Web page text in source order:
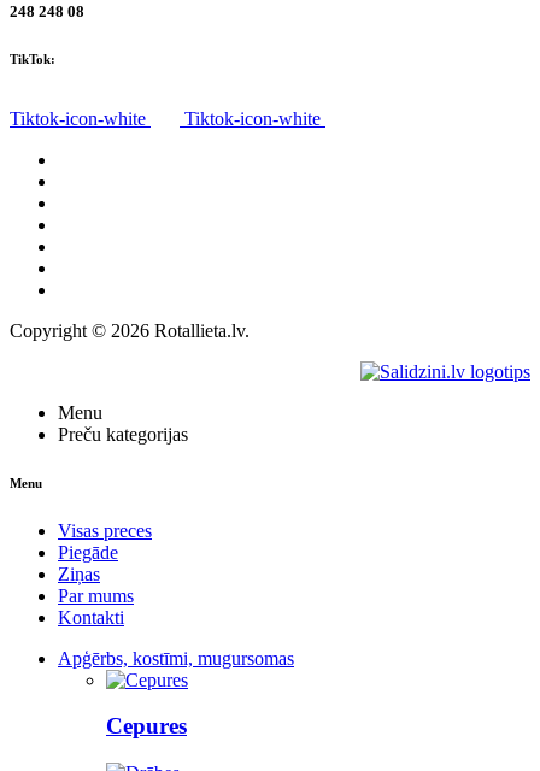
248 248 08
TikTok:
Tiktok-icon-white
Tiktok-icon-white
Copyright © 2026 Rotallieta.lv.
Menu
Preču kategorijas
Menu
Visas preces
Piegāde
Ziņas
Par mums
Kontakti
Apģērbs, kostīmi, mugursomas
Cepures